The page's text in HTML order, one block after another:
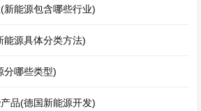
新能源包含哪些行业)
能源具体分类方法)
分哪些类型)
品(德国新能源开发)